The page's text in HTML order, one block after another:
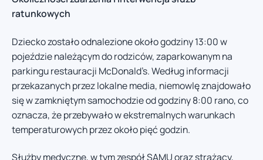
ratunkowych
Dziecko zostało odnalezione około godziny 13:00 w
pojeździe należącym do rodziców, zaparkowanym na
parkingu restauracji McDonald’s. Według informacji
przekazanych przez lokalne media, niemowlę znajdowało
się w zamkniętym samochodzie od godziny 8:00 rano, co
oznacza, że przebywało w ekstremalnych warunkach
temperaturowych przez około pięć godzin.
Służby medyczne, w tym zespół SAMU oraz strażacy,